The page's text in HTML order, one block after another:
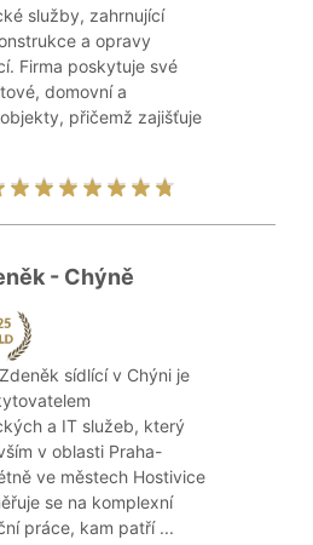
služby, zahrnující
a opravy
Firma poskytuje své
domovní a
přičemž zajišťuje
- Chýně
sídlící v Chýni je
a IT služeb, který
v oblasti Praha-
ve městech Hostivice
se na komplexní
práce, kam patří ...